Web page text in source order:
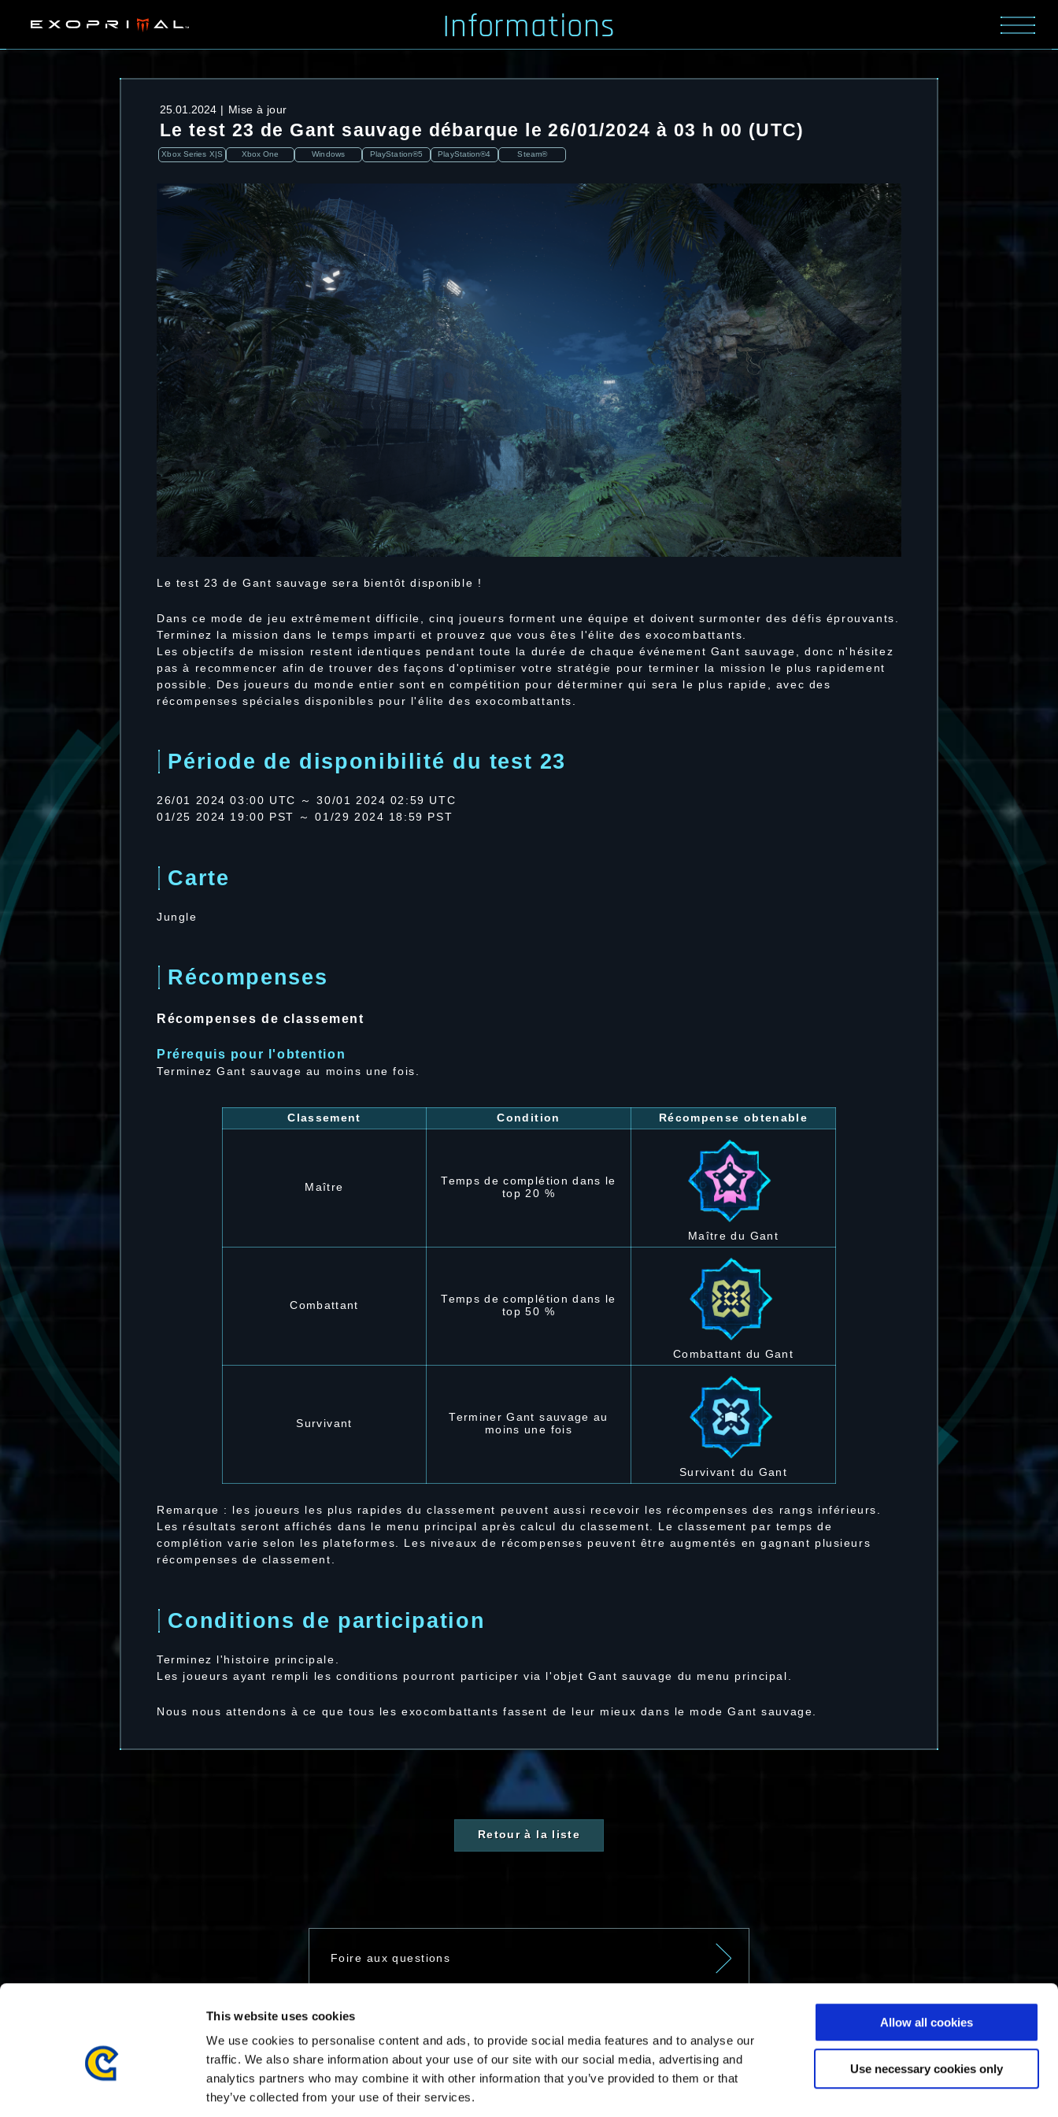
This website uses cookies
We use cookies to personalise content and ads, to provide social media features and to analyse our
traffic. We also share information about your use of our site with our social media, advertising and
analytics partners who may combine it with other information that you’ve provided to them or that
they’ve collected from your use of their services.
Allow all cookies
Use necessary cookies only
Informations
25.01.2024 Mise à jour
Le test 23 de Gant sauvage débarque le 26/01/2024 à 03 h 00 (UTC)
Xbox Series X|S Xbox One Windows PlayStation®5 PlayStation®4 Steam®
Le test 23 de Gant sauvage sera bientôt disponible !
Dans ce mode de jeu extrêmement difficile, cinq joueurs forment une équipe et doivent surmonter des défis éprouvants.
Terminez la mission dans le temps imparti et prouvez que vous êtes l'élite des exocombattants.
Les objectifs de mission restent identiques pendant toute la durée de chaque événement Gant sauvage, donc n'hésitez
pas à recommencer afin de trouver des façons d'optimiser votre stratégie pour terminer la mission le plus rapidement
possible. Des joueurs du monde entier sont en compétition pour déterminer qui sera le plus rapide, avec des
récompenses spéciales disponibles pour l'élite des exocombattants.
Période de disponibilité du test 23
26/01 2024 03:00 UTC ～ 30/01 2024 02:59 UTC
01/25 2024 19:00 PST ～ 01/29 2024 18:59 PST
Carte
Jungle
Récompenses
Récompenses de classement
Prérequis pour l'obtention
Terminez Gant sauvage au moins une fois.
Classement Condition Récompense obtenable
Maître
Temps de complétion dans le
top 20 %
Maître du Gant
Combattant
Temps de complétion dans le
top 50 %
Combattant du Gant
Survivant
Terminer Gant sauvage au
moins une fois
Survivant du Gant
Remarque : les joueurs les plus rapides du classement peuvent aussi recevoir les récompenses des rangs inférieurs.
Les résultats seront affichés dans le menu principal après calcul du classement. Le classement par temps de
complétion varie selon les plateformes. Les niveaux de récompenses peuvent être augmentés en gagnant plusieurs
récompenses de classement.
Conditions de participation
Terminez l'histoire principale.
Les joueurs ayant rempli les conditions pourront participer via l'objet Gant sauvage du menu principal.
Nous nous attendons à ce que tous les exocombattants fassent de leur mieux dans le mode Gant sauvage.
Retour à la liste
Foire aux questions